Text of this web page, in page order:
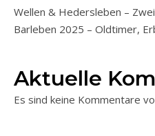
Wellen & Hedersleben –
Barleben 2025 – Oldtimer,
Aktuelle
Es sind keine Kommentare